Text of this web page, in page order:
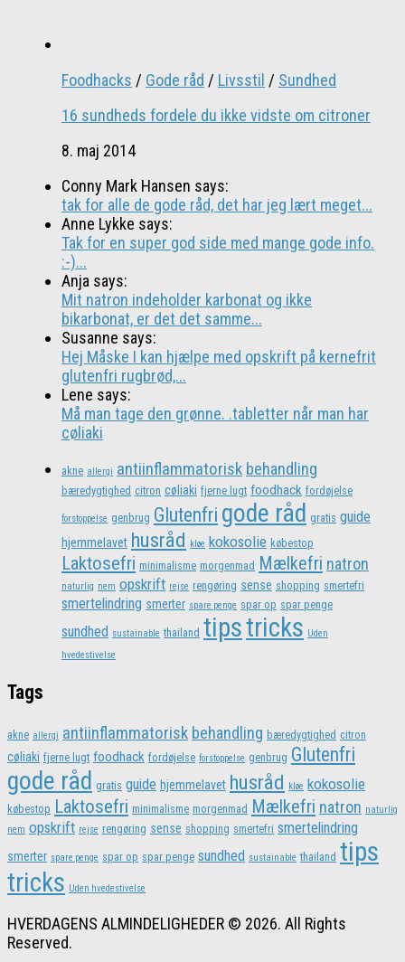
Foodhacks / Gode råd / Livsstil / Sundhed
16 sundheds fordele du ikke vidste om citroner
8. maj 2014
Conny Mark Hansen says:
tak for alle de gode råd, det har jeg lært meget...
Anne Lykke says:
Tak for en super god side med mange gode info.
:-)...
Anja says:
Mit natron indeholder karbonat og ikke
bikarbonat, er det det samme...
Susanne says:
Hej Måske I kan hjælpe med opskrift på kernefrit
glutenfri rugbrød,...
Lene says:
Må man tage den grønne. .tabletter når man har
cøliaki
akne allergi antiinflammatorisk behandling
bæredygtighed citron cøliaki fjerne lugt foodhack fordøjelse
forstoppelse genbrug Glutenfri gode råd gratis guide
hjemmelavet husråd kløe kokosolie købestop
Laktosefri minimalisme morgenmad Mælkefri natron
naturlig nem opskrift rejse rengøring sense shopping smertefri
smertelindring smerter spare penge spar op spar penge
sundhed sustainable thailand tipstricks Uden
hvedestivelse
Tags
akne allergi antiinflammatorisk behandling bæredygtighed citron
cøliaki fjerne lugt foodhack fordøjelse forstoppelse genbrug Glutenfri
gode råd gratis guide hjemmelavet husråd kløe kokosolie
købestop Laktosefri minimalisme morgenmad Mælkefri natron naturlig
nem opskrift rejse rengøring sense shopping smertefri smertelindring
smerter spare penge spar op spar penge sundhed sustainable thailand tips
tricks Uden hvedestivelse
HVERDAGENS ALMINDELIGHEDER © 2026. All Rights
Reserved.